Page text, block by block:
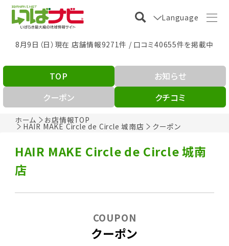
Language
8月9日（日）現在 店舗情報9271件 / 口コミ40655件を掲載中
ホーム お店情報TOP
HAIR MAKE Circle de Circle 城南店 クーポン
TOP
お知らせ
クーポン
クチコミ
HAIR MAKE Circle de Circle 城南
店
クーポン
COUPON